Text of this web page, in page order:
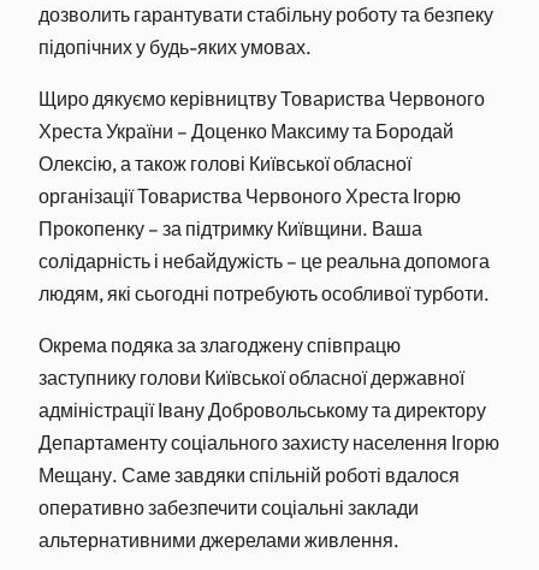
дозволить гарантувати стабільну роботу та безпеку
підопічних у будь-яких умовах.
Щиро дякуємо керівництву Товариства Червоного
Хреста України – Доценко Максиму та Бородай
Олексію, а також голові Київської обласної
організації Товариства Червоного Хреста Ігорю
Прокопенку – за підтримку Київщини. Ваша
солідарність і небайдужість – це реальна допомога
людям, які сьогодні потребують особливої турботи.
Окрема подяка за злагоджену співпрацю
заступнику голови Київської обласної державної
адміністрації Івану Добровольському та директору
Департаменту соціального захисту населення Ігорю
Мещану. Саме завдяки спільній роботі вдалося
оперативно забезпечити соціальні заклади
альтернативними джерелами живлення.